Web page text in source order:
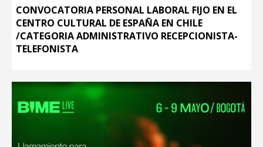
CONVOCATORIA PERSONAL LABORAL FIJO EN EL
CENTRO CULTURAL DE ESPAÑA EN CHILE
/CATEGORIA ADMINISTRATIVO RECEPCIONISTA-
TELEFONISTA